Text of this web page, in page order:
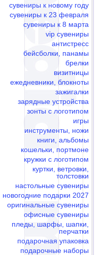
сувениры к новому году
сувениры к 23 февраля
сувениры к 8 марта
vip сувениры
антистресс
бейсболки, панамы
брелки
визитницы
ежедневники, блокноты
зажигалки
зарядные устройства
зонты с логотипом
игры
инструменты, ножи
книги, альбомы
кошельки, портмоне
кружки с логотипом
куртки, ветровки,
толстовки
настольные сувениры
новогодние подарки 2027
оригинальные сувениры
офисные сувениры
пледы, шарфы, шапки,
перчатки
подарочная упаковка
подарочные наборы